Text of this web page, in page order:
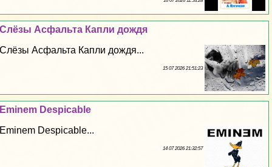
Слёзы Асфальта Капли дождя
Слёзы Асфальта Капли дождя...
15 07 2026 21:51:23
Eminem Despicable
Eminem Despicable...
14 07 2026 21:32:57